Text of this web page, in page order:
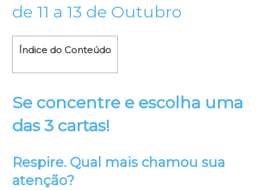
de 11 a 13 de Outubro
Índice do Conteúdo
Se concentre e escolha uma
das 3 cartas!
Respire. Qual mais chamou sua
atenção?